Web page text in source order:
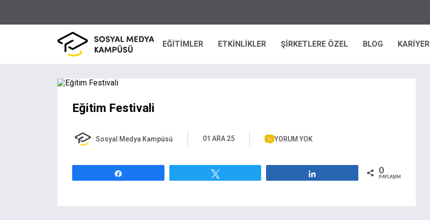
EĞİTİMLER ETKİNLİKLER ŞİRKETLERE ÖZEL BLOG KARİYER
Eğitim Festivali
Sosyal Medya Kampüsü 01 ARA 25 YORUM YOK
0
PAYLAŞIMLAR